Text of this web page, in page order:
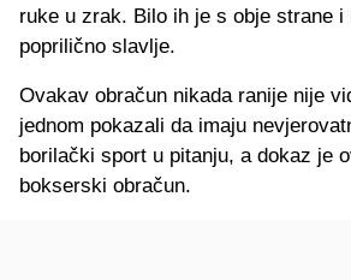
ruke u zrak. Bilo ih je s obje strane i
poprilično slavlje.
Ovakav obračun nikada ranije nije
jednom pokazali da imaju
borilački sport u pitanju, a dokaz je
bokserski obračun.